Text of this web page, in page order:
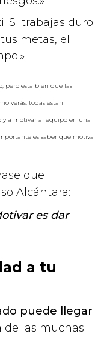
Si trabajas duro
metas, el
pero está bien que las
verás, todas están
y a motivar al equipo en una
es saber qué motiva
que
Alcántara:
es dar
a tu
puede llegar
de las muchas